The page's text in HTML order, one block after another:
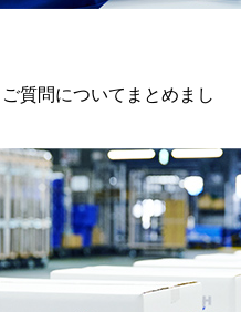
質問についてまとめまし